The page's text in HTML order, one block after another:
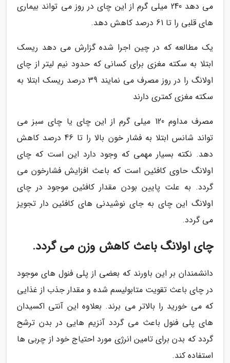
می دهد 240 میلی گرم از این چای در روز می تواند بیماری
های قلبی را تا 61 درصد کاهش دهد.
یک مطالعه که در چین اجرا شده گزارش می دهد ریسک
ابتلا به سکته مغزی برای کسانی که حدود نیم لیتر از چای
اولانگ را در روز مصرف می نمایند 39 درصد ریسک ابتلا به
سکته مغزی کمتری دارند
مصرف مداوم 120 میلی گرم از این چای یا چای سبز می
تواند شانس ابتلا به فشار خون بالا را تا 46 درصد کاهش
دهد. نکته بسیار مهمی که وجود دارد این است که چای
اولانگ حاوی کافئین است که باعث افزایش فشارخون می
گردد. به علت پایین بودن مقدار کافئین موجود در چای
اولانگ این چای به جای نوشیدنی های کافئین دار تجویز
می گردد.
چای اولانگ باعث کاهش وزن می گردد.
دانشمندان بر این باورند که بعضی از پلی فنول های موجود
در چای باعث تقویت متابولیسم شده و مقدار جذب از غذایی
که می خورید را بالاتر می برند. بعلاوه این آنتی اکسیدان
های پلی فنول باعث می گردد آنزیم هایی در بدن ترشح
گردد که بدن برای تامین انرژی مورد احتیاج خود از چربی ها
استفاده کند.